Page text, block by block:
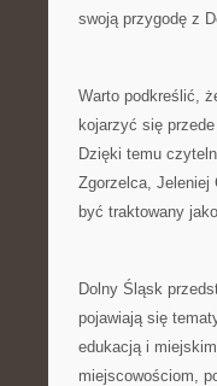
swoją przygodę z
Warto podkreślić,
kojarzyć się
Dzięki temu
Zgorzelca, Jeleniej
być traktowany
Dolny Śląsk
pojawiają się
edukacją i
miejscowościom,